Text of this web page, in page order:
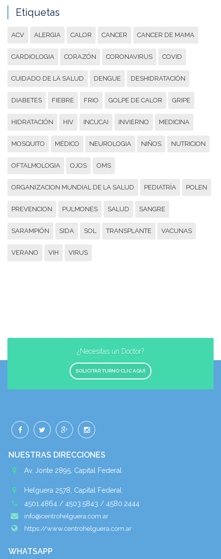
Etiquetas
ACV ALERGIA CALOR CANCER CANCER DE MAMA
CARDIOLOGIA CORAZÓN CORONAVIRUS COVID
CUIDADO DE LA SALUD DENGUE DESHIDRATACIÓN
DIABETES FIEBRE FRIO GOLPE DE CALOR GRIPE
HIDRATACIÓN HIV INCUCAI INVIERNO MEDICINA
MOSQUITO MÉDICO NEUROLOGIA NIÑOS NUTRICION
OFTALMOLOGIA OJOS OMS
ORGANIZACION MUNDIAL DE LA SALUD PEDIATRÍA POLEN
PREVENCION PULMONES SALUD SANGRE
SARAMPIÓN SIDA SOL TRANSPLANTE VACUNAS
VERANO VIH VIRUS
¿Necesitas un Doctor?
SOLICITAR TURNO CLIC AQUÍ
NUESTRAS DIRECCIONES
Av. Jonte 2895, Capital Federal
Helguera 2578, Capital Federal
4501.4864 / 4503.5843 / 4580.2444
info@centrohelguera.com.ar
https://www.centrohelguera.com.ar
WHATSAPP